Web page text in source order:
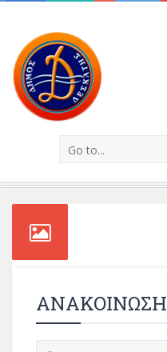
Go to...
ΑΝΑΚΟΙΝΩΣΗ